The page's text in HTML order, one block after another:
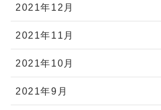
2021年12月
2021年11月
2021年10月
2021年9月